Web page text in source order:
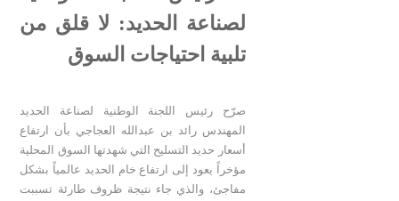
لصناعة الحديد: لا قلق من
تلبية احتياجات السوق
صرّح رئيس اللجنة الوطنية لصناعة الحديد
المهندس رائد بن عبدالله العجاجي بأن ارتفاع
أسعار حديد التسليح التي شهدتها السوق المحلية
مؤخراً يعود إلى ارتفاع خام الحديد عالمياً بشكل
مفاجئ، والذي جاء نتيجة ظروف طارئة تسببت